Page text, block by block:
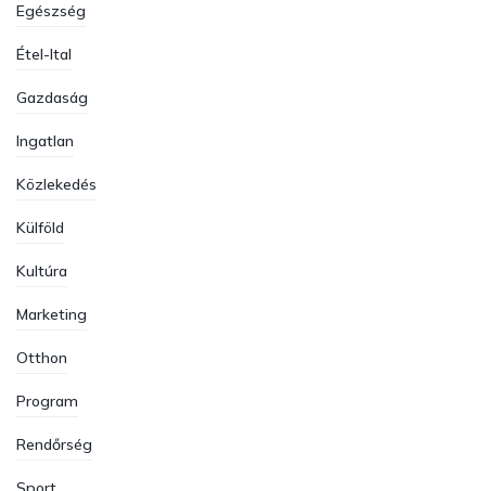
Egészség
Étel-Ital
Gazdaság
Ingatlan
Közlekedés
Külföld
Kultúra
Marketing
Otthon
Program
Rendőrség